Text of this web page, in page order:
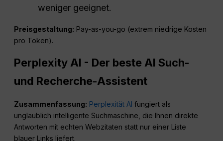
weniger geeignet.
Preisgestaltung: Pay-as-you-go (extrem niedrige Kosten
pro Token).
Perplexity AI - Der beste AI Such-
und Recherche-Assistent
Zusammenfassung: Perplexität AI fungiert als
unglaublich intelligente Suchmaschine, die Ihnen direkte
Antworten mit echten Webzitaten statt nur einer Liste
blauer Links liefert.